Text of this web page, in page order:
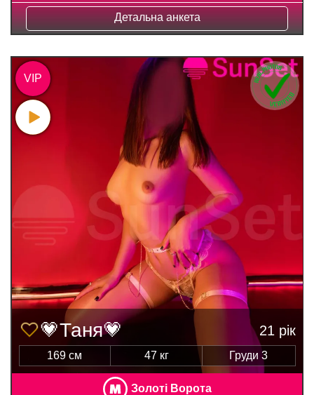
Детальна анкета
💗Таня💗 21 рік
169 см 47 кг Груди 3
Золоті Ворота
VIP